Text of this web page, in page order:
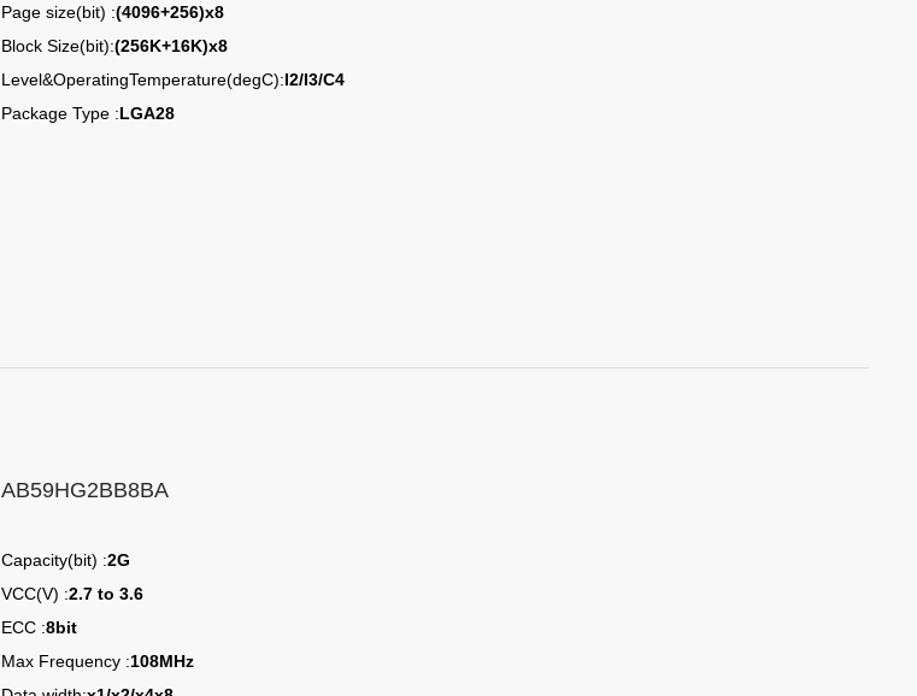
Page size(bit) :(4096+256)x8
Block Size(bit):(256K+16K)x8
Level&OperatingTemperature(degC):I2/I3/C4
Package Type :LGA28
AB59HG2BB8BA
Capacity(bit) :2G
VCC(V) :2.7 to 3.6
ECC :8bit
Max Frequency :108MHz